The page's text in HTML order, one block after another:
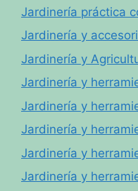
Jardinería práctica
Jardinería y
Jardinería y
Jardinería y
Jardinería y
Jardinería y
Jardinería y
Jardinería y